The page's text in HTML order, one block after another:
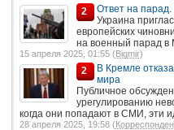
2
Ответ на
Украина
европейских
на военный парад в
15 апреля 2025, 01:55 (Bigmir)
2
В Кремле
мира
Публичное
урегулированию
когда они попадают в СМИ, эти
28 апреля 2025, 19:58 (